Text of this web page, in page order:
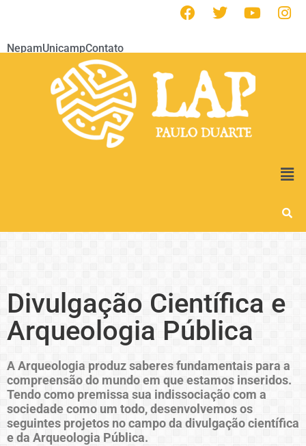
NepamUnicampContato
Divulgação Científica e
Arqueologia Pública
A Arqueologia produz saberes fundamentais para a
compreensão do mundo em que estamos inseridos.
Tendo como premissa sua indissociação com a
sociedade como um todo, desenvolvemos os
seguintes projetos no campo da divulgação científica
e da Arqueologia Pública.